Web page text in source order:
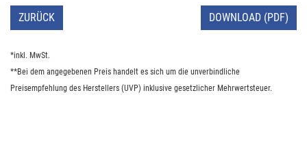
ZURÜCK DOWNLOAD (PDF)
*inkl. MwSt.
**Bei dem angegebenen Preis handelt es sich um die unverbindliche
Preisempfehlung des Herstellers (UVP) inklusive gesetzlicher Mehrwertsteuer.